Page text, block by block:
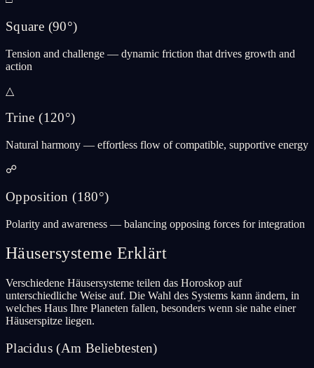
Square (90°)
Tension and challenge — dynamic friction that drives growth and
action
△
Trine (120°)
Natural harmony — effortless flow of compatible, supportive energy
☍
Opposition (180°)
Polarity and awareness — balancing opposing forces for integration
Häusersysteme Erklärt
Verschiedene Häusersysteme teilen das Horoskop auf
unterschiedliche Weise auf. Die Wahl des Systems kann ändern, in
welches Haus Ihre Planeten fallen, besonders wenn sie nahe einer
Häuserspitze liegen.
Placidus (Am Beliebtesten)